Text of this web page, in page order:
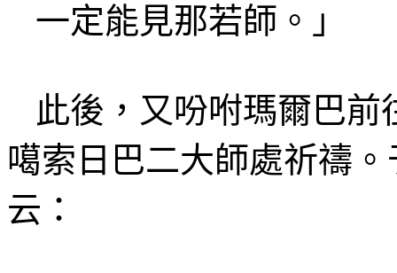
一定能見那若師 。」
此後，又吩咐瑪爾巴前
噶索日巴二大師處祈禱。
云 ：